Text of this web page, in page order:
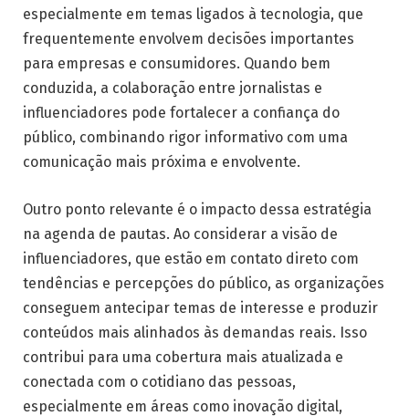
especialmente em temas ligados à tecnologia, que
frequentemente envolvem decisões importantes
para empresas e consumidores. Quando bem
conduzida, a colaboração entre jornalistas e
influenciadores pode fortalecer a confiança do
público, combinando rigor informativo com uma
comunicação mais próxima e envolvente.
Outro ponto relevante é o impacto dessa estratégia
na agenda de pautas. Ao considerar a visão de
influenciadores, que estão em contato direto com
tendências e percepções do público, as organizações
conseguem antecipar temas de interesse e produzir
conteúdos mais alinhados às demandas reais. Isso
contribui para uma cobertura mais atualizada e
conectada com o cotidiano das pessoas,
especialmente em áreas como inovação digital,